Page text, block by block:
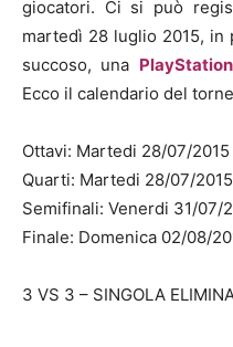
giocatori. Ci si può
martedì 28 luglio 2015,
succoso, una
Ecco il calendario del
Ottavi: Martedi 28/07/
Quarti: Martedi 28/07/
Semifinali: Venerdi 31/07/
Finale: Domenica 02/08/
3 VS 3 – SINGOLA